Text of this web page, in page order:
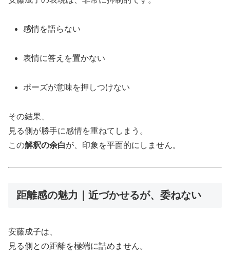
感情を語らない
表情に答えを置かない
ポーズが意味を押しつけない
その結果、
見る側が勝手に感情を重ねてしまう。
この解釈の余白が、印象を平面的にしません。
距離感の魅力｜近づかせるが、委ねない
安藤成子は、
見る側との距離を極端に詰めません。